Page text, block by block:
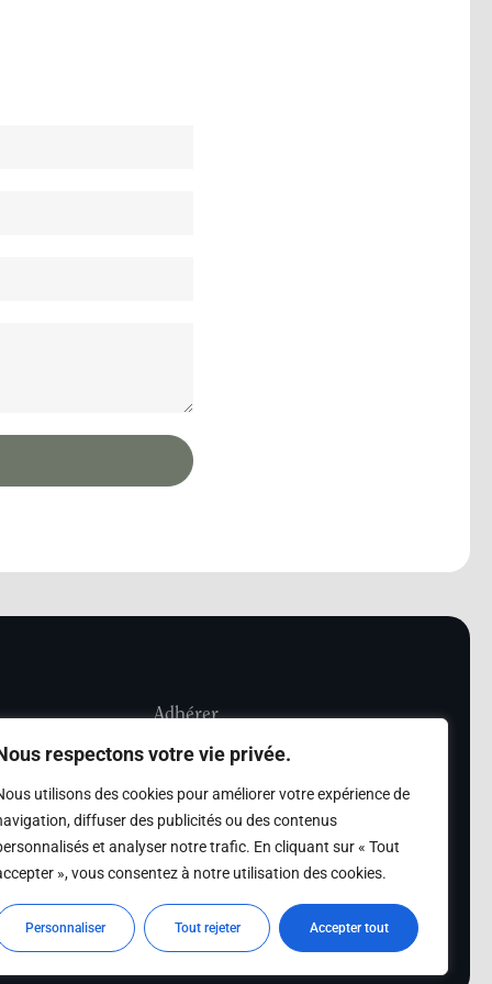
respectons votre vie privée.
utilisons des cookies pour améliorer votre expérience de
diffuser des publicités ou des contenus
et analyser notre trafic. En cliquant sur « Tout
», vous consentez à notre utilisation des cookies.
Personnaliser Tout rejeter Accepter tout
Les Amis de
de la
archives des Amis
Adhérer
Adhésion